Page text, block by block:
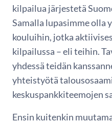
kilpailua järjestetä
Samalla lupasimme olla
kouluihin, jotka
kilpailussa – eli teihin.
yhdessä teidän
yhteistyötä
keskuspankkiteemojen
Ensin kuitenkin